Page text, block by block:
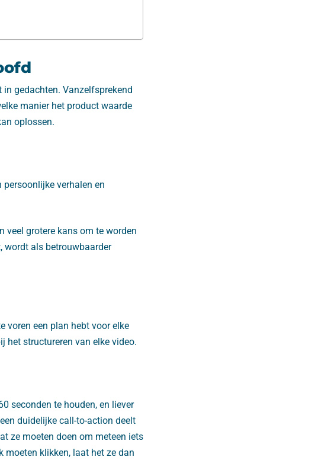
gedachten. Vanzelfsprekend
manier het product waarde
oplossen.
persoonlijke verhalen en
veel grotere kans om te worden
wordt als betrouwbaarder
voren een plan hebt voor elke
het structureren van elke video.
seconden te houden, en liever
duidelijke call-to-action deelt
ze moeten doen om meteen iets
moeten klikken, laat het ze dan